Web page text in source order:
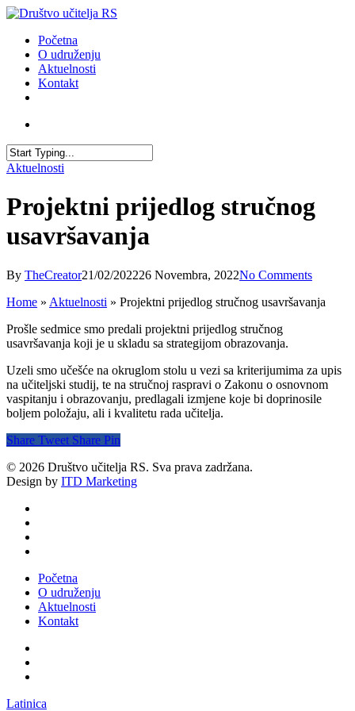
Skip
main
content
account
Menu
Početna
O udruženju
Aktuelnosti
Kontakt
Close
Aktuelnosti
Projektni prijedlog stručnog
usavršavanja
By TheCreator21/02/202226 Novembra, 2022No Comments
Home » Aktuelnosti » Projektni prijedlog stručnog usavršavanja
Prošle sedmice smo predali projektni prijedlog stručnog
usavršavanja koji je u skladu sa strategijom obrazovanja.
Uzeli smo učešće na okruglom stolu u vezi sa kriterijumima za upis
na učiteljski studij, te na stručnoj raspravi o Zakonu o osnovnom
vaspitanju i obrazovanju, predlagali izmjene koje bi doprinosile
boljem položaju, ali i kvalitetu rada učitelja.
Share Tweet Share Pin
© 2026 Društvo učitelja RS. Sva prava zadržana.
Design by ITD Marketing
Close
Menu
Početna
O udruženju
Aktuelnosti
Kontakt
Latinica